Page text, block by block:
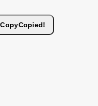
CopyCopied!